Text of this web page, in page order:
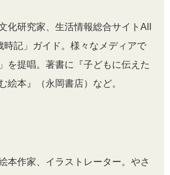
化研究家、生活情報総合サイトAll
時記」ガイド。様々なメディアで
を提唱。著書に『子どもに伝えた
絵本』（永岡書店）など。
本作家、イラストレーター。やさ